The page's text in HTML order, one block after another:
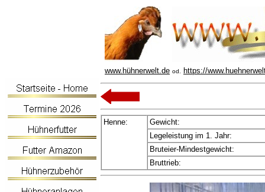
www.hühnerwelt.de od. https://
Henne:
Gewicht:
Legeleistung im 1. Jahr:
Bruteier-Mindestgewicht:
Bruttrieb: